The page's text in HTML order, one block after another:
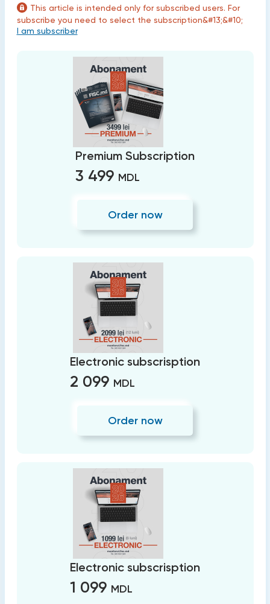
This article is intended only for subscribed users. For
subscribe you need to select the subscription&#13;&#10;
I am subscriber
Premium Subscription
3 499 MDL
Order now
Electronic subscrisption
2 099 MDL
Order now
Electronic subscrisption
1 099 MDL